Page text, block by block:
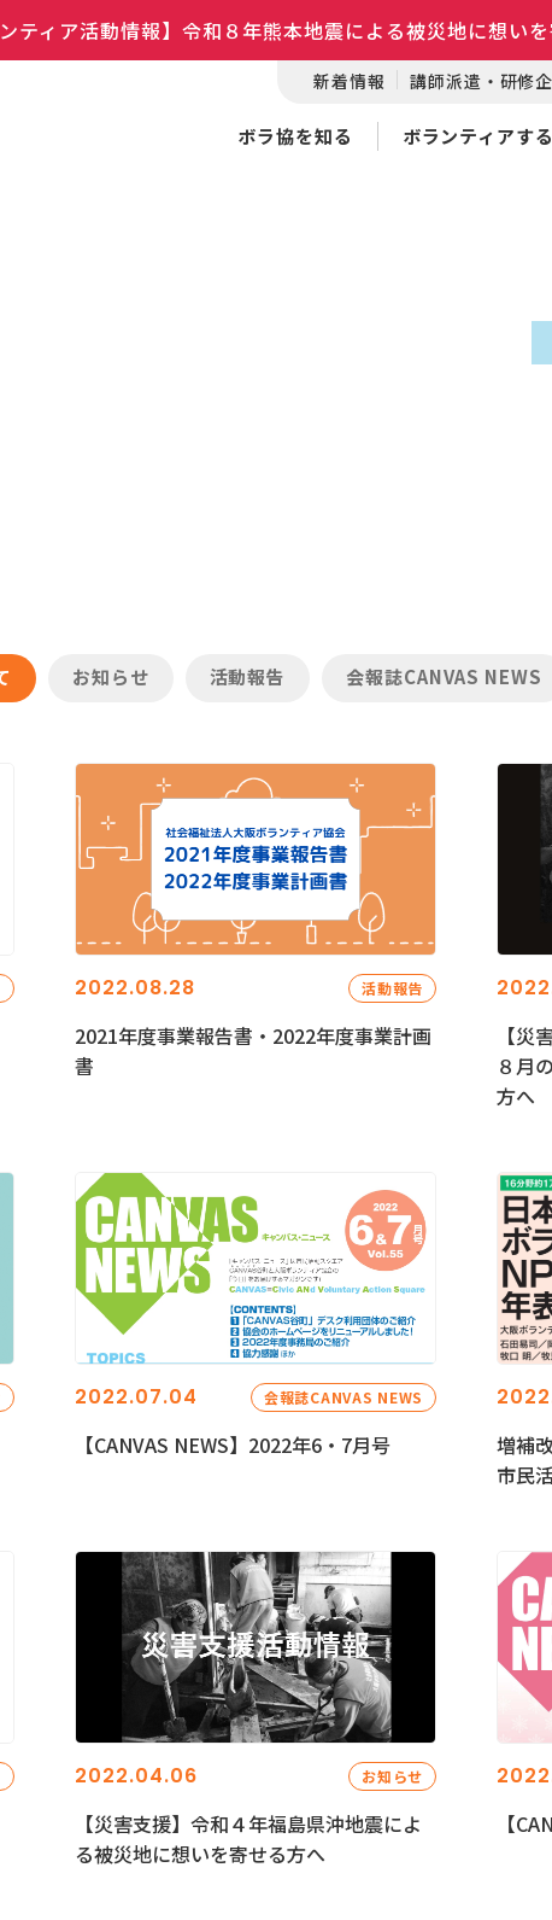
ティア活動情報】令和８年熊本地震による被災地に想い
新着情報 講師派遣・研修
ボラ協を知る ボランティアす
お知らせ 活動報告 会報誌CANVAS NEWS
2022.08.28 活動報告
2021年度事業報告書・2022年度事業計画
書
【災
８月
方へ
2022.07.04 会報誌CANVAS NEWS
【CANVAS NEWS】2022年6・7月号
増補
市民
2022.04.06 お知らせ
【災害支援】令和４年福島県沖地震によ
る被災地に想いを寄せる方へ
【